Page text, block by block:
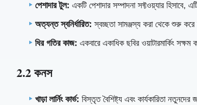
পেশাদার টুল: একটি পেশাদার সম্পাদনা সফ্টওয়্যার হিসাবে,
অত্যন্ত স্বনির্ধারিত: স্বচ্ছতা সামঞ্জস্য করা থেকে শুরু করে
ধির গতির কাজ: একবারে একাধিক ছবির ওয়াটারমার্কিং সক্ষম
2.2 কনস
খাড়া লার্নিং কার্ভ: বিস্তৃত বৈশিষ্ট্য এবং কার্যকারিতা